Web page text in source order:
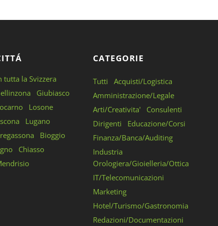
tutta la Svizzera
Giubiasco
Losone
Lugano
Bioggio
Chiasso
CATEGORIE
Tutti
Acquisti/Logistica
Amministrazione/Legale
Arti/Creativita'
Consulenti
Dirigenti
Educazione/Corsi
Finanza/Banca/Auditing
Industria
Orologiera/Gioielleria/Ottica
IT/Telecomunicazioni
Marketing
Hotel/Turismo/Gastronomia
Redazioni/Documentazioni